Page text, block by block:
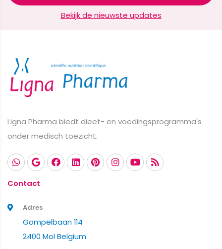
Bekijk de nieuwste updates
Ligna Pharma biedt dieet- en voedingsprogramma's
onder medisch toezicht.
Contact
Adres
Gompelbaan 114
2400 Mol Belgium